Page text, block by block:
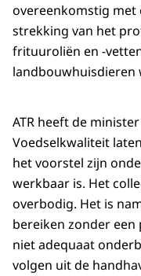
overeenkomstig met
strekking van het
frituuroliën en -
landbouwhuisdieren
ATR heeft de
Voedselkwaliteit
het voorstel zijn
werkbaar is. Het
overbodig. Het is
bereiken zonder
niet adequaat
volgen uit de